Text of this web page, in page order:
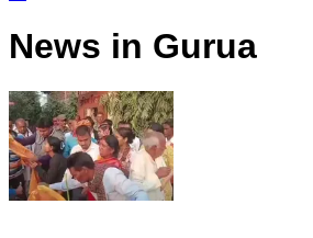
News in Gurua